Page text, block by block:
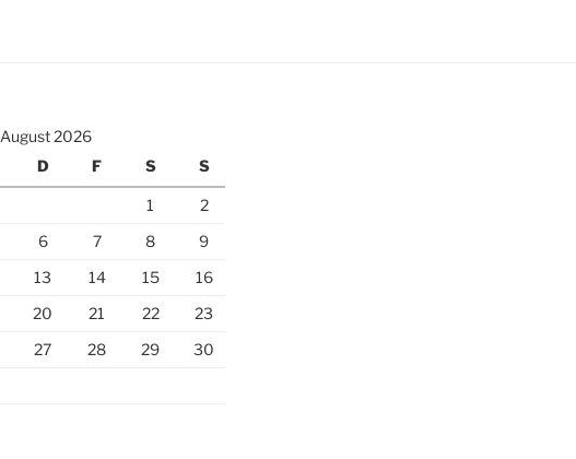
August 2026
D F S S
1
2
6 7 8
9
13 14 15
16
20 21 22
23
27 28 29
30